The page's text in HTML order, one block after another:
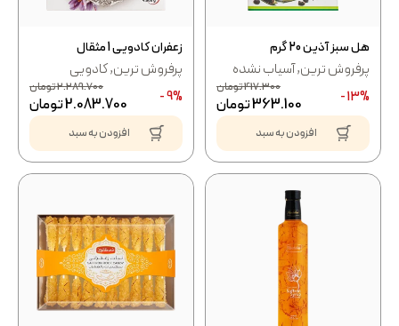
هل سبز آذین 20 گرم
پرفروش ترین,آسیاب نشده
13% -
417.300تومان
363.100تومان
افزودن به سبد
زعفران کادویی 1 مثقال
پرفروش ترین,کادویی
9% -
2.289.700تومان
2.083.700تومان
افزودن به سبد